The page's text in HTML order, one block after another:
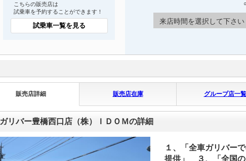
こちらの販売店は
試乗車を予約することができます！
試乗車一覧を見る
来店時間を選択して下さい
販売店詳細 販売店在庫 グループ店一覧
ガリバー豊橋西口店（株）ＩＤＯＭの詳細
１、「全車ガリバー
提供」 ３、「全国